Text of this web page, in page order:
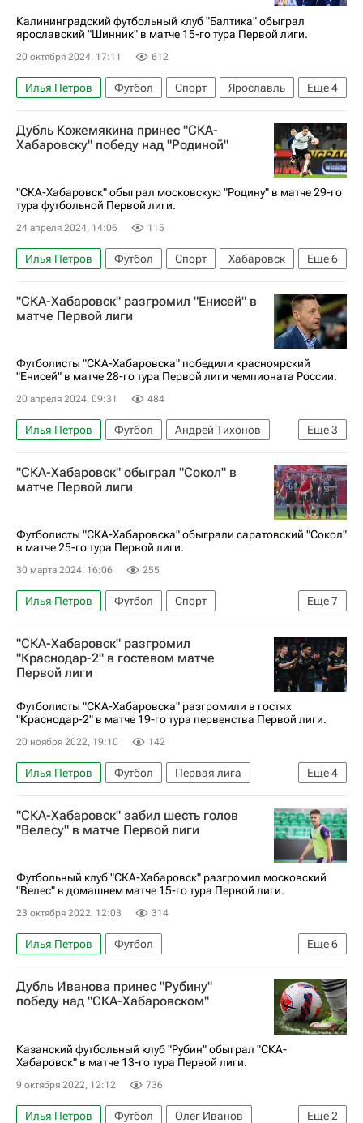
Калининградский футбольный клуб "Балтика" обыграл
ярославский "Шинник" в матче 15-го тура Первой лиги.
20 октября 2024, 17:11 612
Еще4
Илья Петров Футбол Спорт
Ярославль
Виталий Лисакович
Балтика
Первая лига
Шинник
Дубль Кожемякина принес "СКА-
Хабаровску" победу над "Родиной"
"СКА-Хабаровск" обыграл московскую "Родину" в матче 29-го
тура футбольной Первой лиги.
24 апреля 2024, 14:06 115
Еще6
Илья Петров Футбол Спорт
Хабаровск
Олег Кожемякин
Амур Калмыков
Ска-Хабаровск (мол.)
Родина (Москва)
"СКА-Хабаровск" разгромил "Енисей" в
матче Первой лиги
Футболисты "СКА-Хабаровска" победили красноярский
"Енисей" в матче 28-го тура Первой лиги чемпионата России.
20 апреля 2024, 09:31 484
Еще3
Илья Петров Футбол
Андрей Тихонов
Альбек Гонгапшев
Енисей Первая лига
"СКА-Хабаровск" обыграл "Сокол" в
матче Первой лиги
Футболисты "СКА-Хабаровска" обыграли саратовский "Сокол"
в матче 25-го тура Первой лиги.
30 марта 2024, 16:06 255
Еще7
Илья Петров Футбол
Спорт
Санкт-Петербург
Красногорск
Нижнекамск
Магомед Мусалов
Артем Максименко
Сокол (Саратов)
"СКА-Хабаровск" разгромил
"Краснодар-2" в гостевом матче
Первой лиги
Футболисты "СКА-Хабаровска" разгромили в гостях
"Краснодар-2" в матче 19-го тура первенства Первой лиги.
20 ноября 2022, 19:10 142
Еще4
Илья Петров Футбол
Первая лига
Тимур Жамалетдинов
Данил Карпов
Краснодар-2
СКА-Хабаровск
"СКА-Хабаровск" забил шесть голов
"Велесу" в матче Первой лиги
Футбольный клуб "СКА-Хабаровск" разгромил московский
"Велес" в домашнем матче 15-го тура Первой лиги.
23 октября 2022, 12:03 314
Еще6
Илья Петров
Футбол
Ска-Хабаровск (мол.)
Велес
Краснодар-2
Первая лига
Магомед Мусалов
Дубль Иванова принес "Рубину"
победу над "СКА-Хабаровском"
Казанский футбольный клуб "Рубин" обыграл "СКА-
Хабаровск" в матче 13-го тура Первой лиги.
9 октября 2022, 12:12 736
Еще2
Илья Петров Футбол
Олег Иванов